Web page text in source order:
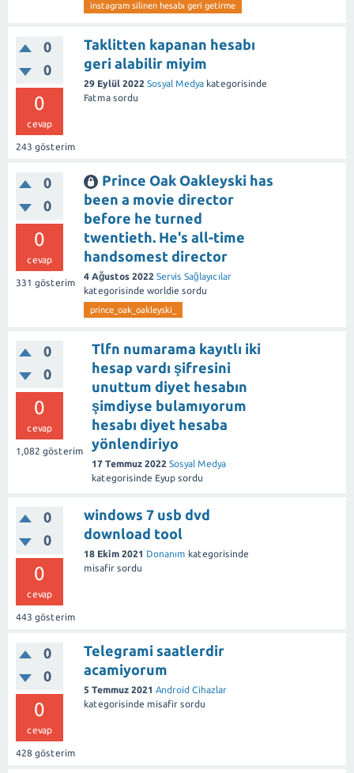
instagram silinen hesabı geri getirme
0
0
0
cevap
243 gösterim
Taklitten kapanan hesabı
geri alabilir miyim
29 Eylül 2022 Sosyal Medya kategorisinde
Fatma sordu
0
0
0
cevap
331 gösterim
Prince Oak Oakleyski has
been a movie director
before he turned
twentieth. He's all-time
handsomest director
4 Ağustos 2022 Servis Sağlayıcılar
kategorisinde worldie sordu
prince_oak_oakleyski_
0
0
0
cevap
1,082 gösterim
Tlfn numarama kayıtlı iki
hesap vardı şifresini
unuttum diyet hesabın
şimdiyse bulamıyorum
hesabı diyet hesaba
yönlendiriyo
17 Temmuz 2022 Sosyal Medya
kategorisinde Eyup sordu
0
0
0
cevap
443 gösterim
windows 7 usb dvd
download tool
18 Ekim 2021 Donanım kategorisinde
misafir sordu
0
0
0
cevap
428 gösterim
Telegrami saatlerdir
acamiyorum
5 Temmuz 2021 Android Cihazlar
kategorisinde misafir sordu